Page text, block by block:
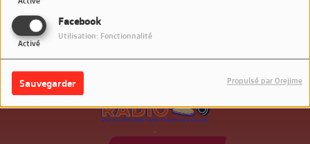
Facebook
Activé
Utilisation: Fonctionnalité
Sauvegarder Propulsé par Orejime